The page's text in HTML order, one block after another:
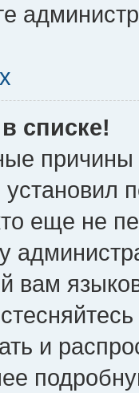
списке!
причины
установил
еще не
вам
и